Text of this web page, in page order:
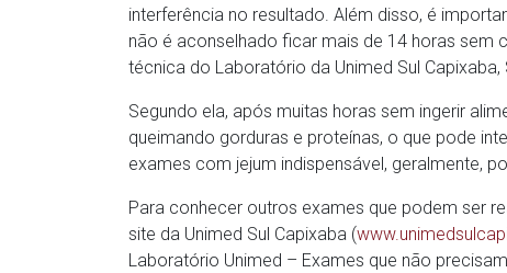
interferência no resultado. Além disso, é
não é aconselhado ficar mais de 14 horas sem
técnica do Laboratório da Unimed Sul Capixaba,
Segundo ela, após muitas horas sem ingerir
queimando gorduras e proteínas, o que pode
exames com jejum indispensável, geralmente,
Para conhecer outros exames que podem ser
site da Unimed Sul Capixaba (
Laboratório Unimed – Exames que não